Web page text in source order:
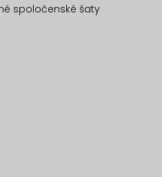
spoločenské šaty